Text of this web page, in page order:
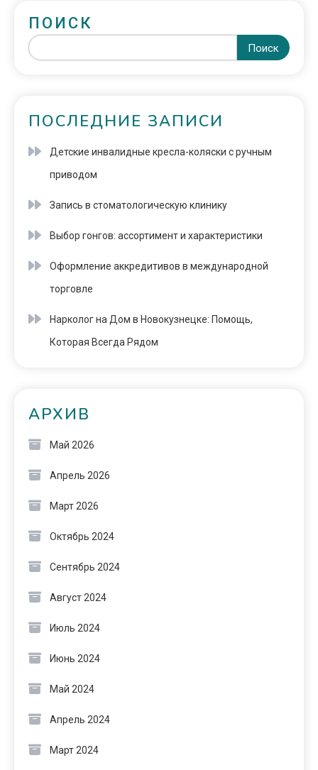
ПОИСК
Поиск
ПОСЛЕДНИЕ ЗАПИСИ
Детские инвалидные кресла-коляски с ручным
приводом
Запись в стоматологическую клинику
Выбор гонгов: ассортимент и характеристики
Оформление аккредитивов в международной
торговле
Нарколог на Дом в Новокузнецке: Помощь,
Которая Всегда Рядом
АРХИВ
Май 2026
Апрель 2026
Март 2026
Октябрь 2024
Сентябрь 2024
Август 2024
Июль 2024
Июнь 2024
Май 2024
Апрель 2024
Март 2024